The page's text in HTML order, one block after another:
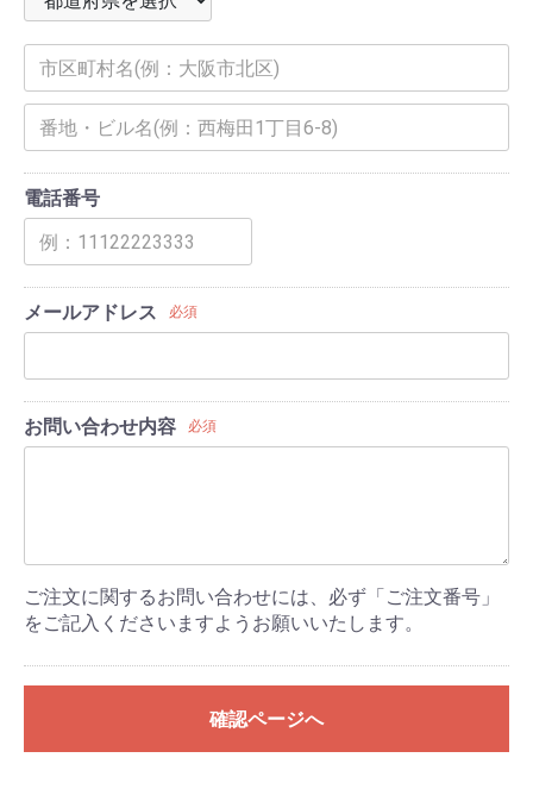
電話番号
メールアドレス 必須
お問い合わせ内容 必須
ご注文に関するお問い合わせには、必ず「ご注文番号」
をご記入くださいますようお願いいたします。
確認ページへ